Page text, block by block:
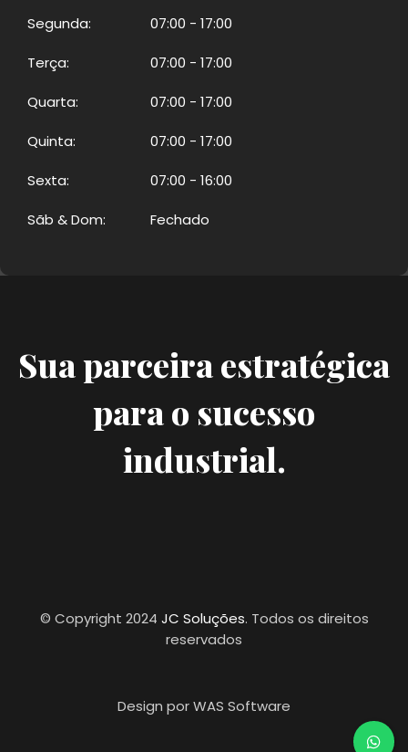
Segunda:
Terça:
Quarta:
Quinta:
Sexta:
Sãb & Dom:
07:00 - 17:00
07:00 - 17:00
07:00 - 17:00
07:00 - 17:00
07:00 - 16:00
Fechado
Sua parceira estratégica
para o sucesso
industrial.
© Copyright 2024 JC Soluções. Todos os direitos
reservados
Design por WAS Software